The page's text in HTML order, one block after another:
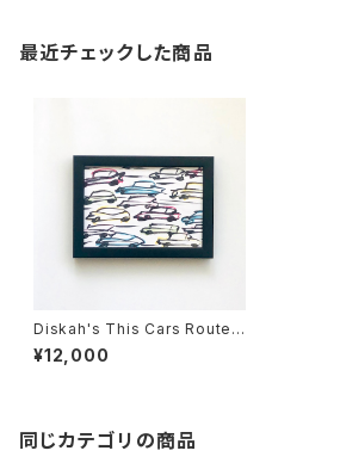
最近チェックした商品
Diskah's This Cars Route1
6
¥12,000
同じカテゴリの商品